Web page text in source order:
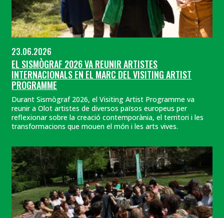
23.06.2026
EL SISMÒGRAF 2026 VA REUNIR ARTISTES
INTERNACIONALS EN EL MARC DEL VISITING ARTIST
PROGRAMME
Durant Sismògraf 2026, el Visiting Artist Programme va
reunir a Olot artistes de diversos països europeus per
reflexionar sobre la creació contemporània, el territori i les
transformacions que mouen el món i les arts vives.